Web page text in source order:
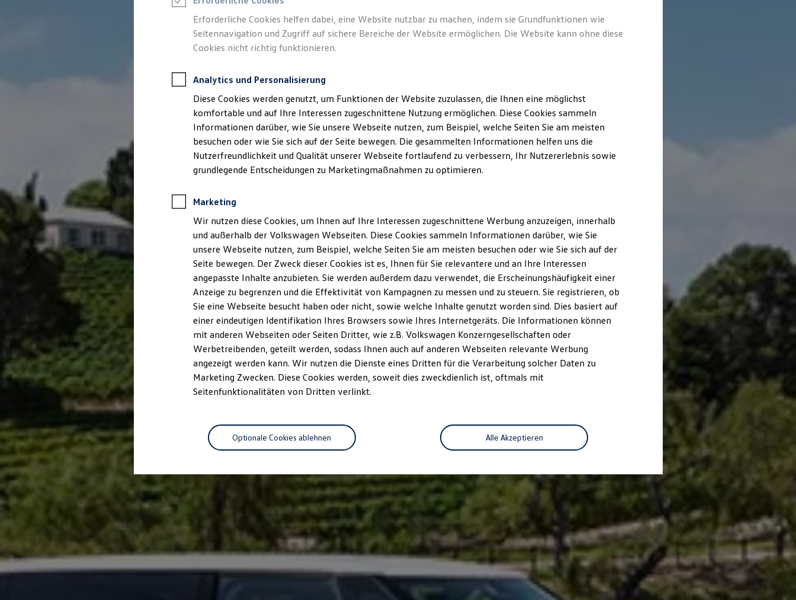
Online-Fahrzeugbewertung
Gebrauchtwagen
ProfiPartner für Gebrauchtwagen
Zertifizierte Gebrauchtwagen
Finanzierung
Für Privatkunden
Für Gewerbekunden
Leasing
Für Privatkunden
Versicherungen & Garantien
Garantien
Kfz-Versicherung für Nutzfahrzeuge
Restschuldversicherung
Wartungsverträge
Besitzer & Service
Reparatur & Service
Sommer-Special
Reparatur, Pflege & Inspektion
Servicetermin anfragen
Service-Vorteile bei Volkswagen Nutzfahrzeuge
ServicePlus
Economy Service
Räder & Reifen Service
Ersatzfahrzeuge
Notdienst und Pannenhilfe
Software, Konnektivität & Apps
California App
VW Connect für Ihren ID. Buzz
VW Connect für Ihren Transporter/Caravelle
VW Connect für Ihren Amarok
VW Connect für andere Modelle
Connect Pro
Fleet Interface Data
Multistop Pathfinder
Übersicht Software Updates
Hilfreiches für Besitzer
Digitales Bordbuch
Fahrerassistenz- und Sicherheitssysteme
Kontrollleuchten
Kurzfahrprofile und Ölverdünnung
Erforderliche Cookies helfen dabei, eine Website nutzbar zu machen, indem sie Grundfunktionen wie
Seitennavigation und Zugriff auf sichere Bereiche der Website ermöglichen. Die Website kann ohne diese
Cookies nicht richtig funktionieren.
Analytics und Personalisierung
Diese Cookies werden genutzt, um Funktionen der Website zuzulassen, die Ihnen eine möglichst
komfortable und auf Ihre Interessen zugeschnittene Nutzung ermöglichen. Diese Cookies sammeln
Informationen darüber, wie Sie unsere Webseite nutzen, zum Beispiel, welche Seiten Sie am meisten
besuchen oder wie Sie sich auf der Seite bewegen. Die gesammelten Informationen helfen uns die
Nutzerfreundlichkeit und Qualität unserer Webseite fortlaufend zu verbessern, Ihr Nutzererlebnis sowie
grundlegende Entscheidungen zu Marketingmaßnahmen zu optimieren.
Marketing
Wir nutzen diese Cookies, um Ihnen auf Ihre Interessen zugeschnittene Werbung anzuzeigen, innerhalb
und außerhalb der Volkswagen Webseiten. Diese Cookies sammeln Informationen darüber, wie Sie
unsere Webseite nutzen, zum Beispiel, welche Seiten Sie am meisten besuchen oder wie Sie sich auf der
Seite bewegen. Der Zweck dieser Cookies ist es, Ihnen für Sie relevantere und an Ihre Interessen
angepasste Inhalte anzubieten. Sie werden außerdem dazu verwendet, die Erscheinungshäufigkeit einer
Anzeige zu begrenzen und die Effektivität von Kampagnen zu messen und zu steuern. Sie registrieren, ob
Sie eine Webseite besucht haben oder nicht, sowie welche Inhalte genutzt worden sind. Dies basiert auf
einer eindeutigen Identifikation Ihres Browsers sowie Ihres Internetgeräts. Die Informationen können
mit anderen Webseiten oder Seiten Dritter, wie z.B. Volkswagen Konzerngesellschaften oder
Werbetreibenden, geteilt werden, sodass Ihnen auch auf anderen Webseiten relevante Werbung
angezeigt werden kann. Wir nutzen die Dienste eines Dritten für die Verarbeitung solcher Daten zu
Marketing Zwecken. Diese Cookies werden, soweit dies zweckdienlich ist, oftmals mit
Seitenfunktionalitäten von Dritten verlinkt.
Alle Akzeptieren
Optionale Cookies ablehnen